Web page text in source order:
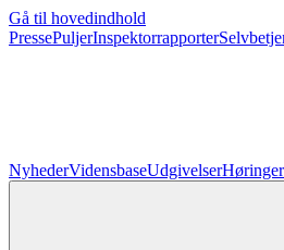
Gå til hovedindhold
PressePuljerInspektorrapporter
NyhederVidensbaseUdgivelserHøringer